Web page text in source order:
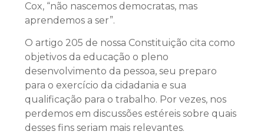
Cox, “não nascemos democratas, mas
aprendemos a ser”.
O artigo 205 de nossa Constituição cita como
objetivos da educação o pleno
desenvolvimento da pessoa, seu preparo
para o exercício da cidadania e sua
qualificação para o trabalho. Por vezes, nos
perdemos em discussões estéreis sobre quais
desses fins seriam mais relevantes.